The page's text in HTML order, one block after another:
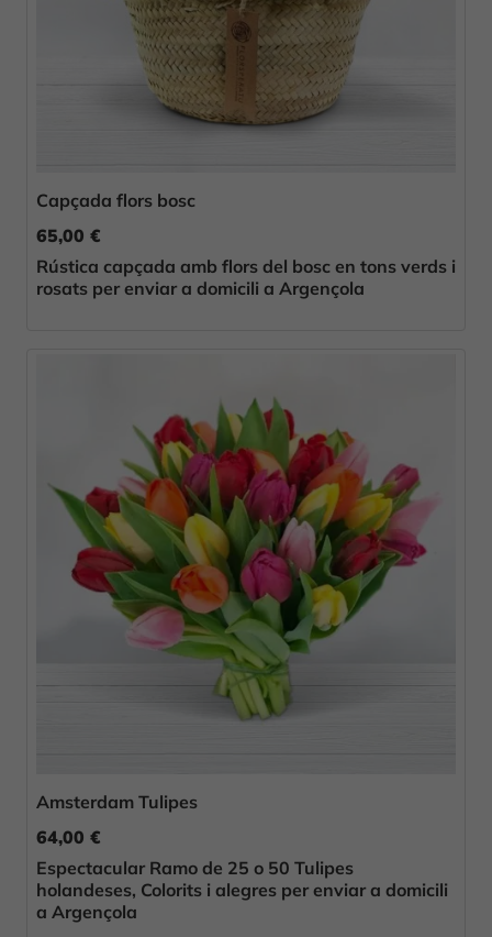
Capçada flors bosc
65,00 €
Rústica capçada amb flors del bosc en tons verds i
rosats per enviar a domicili a Argençola
Amsterdam Tulipes
64,00 €
Espectacular Ramo de 25 o 50 Tulipes
holandeses, Colorits i alegres per enviar a domicili
a Argençola